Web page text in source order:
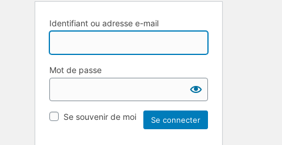
Identifiant ou adresse e-mail
Mot de passe
Se souvenir de moi